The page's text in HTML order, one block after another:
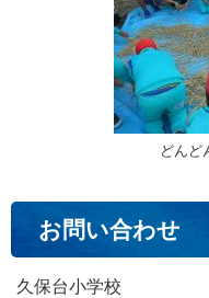
どんど
お問い合わせ
久保台小学校